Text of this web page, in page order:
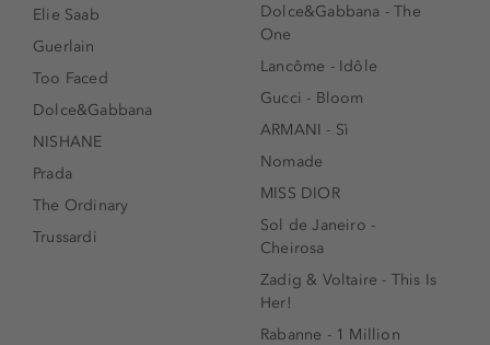
Elie Saab
Guerlain
Too Faced
Dolce&Gabbana
NISHANE
Prada
The Ordinary
Trussardi
Dolce&Gabbana - The
One
Lancôme - Idôle
Gucci - Bloom
ARMANI - Sì
Nomade
MISS DIOR
Sol de Janeiro -
Cheirosa
Zadig & Voltaire - This Is
Her!
Rabanne - 1 Million